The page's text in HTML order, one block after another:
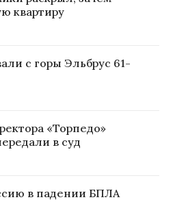
квартиру
с горы Эльбрус 61-
«Торпедо»
в суд
в падении БПЛА